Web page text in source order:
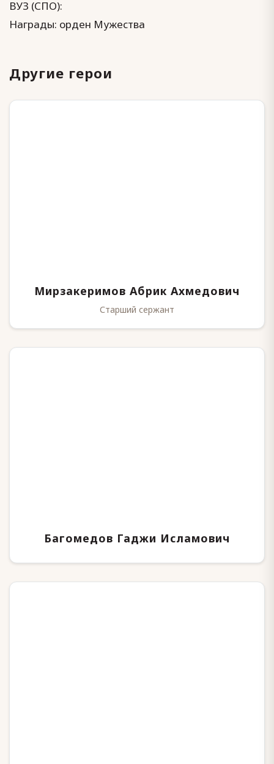
ВУЗ (СПО):
Награды: орден Мужества
Другие герои
Мирзакеримов Абрик Ахмедович
Старший сержант
Багомедов Гаджи Исламович